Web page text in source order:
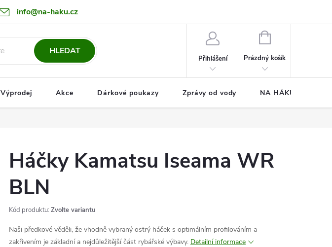
info@na-haku.cz
HLEDAT
Přihlášení
NÁKUPNÍ
Prázdný košík
Výprodej Akce Dárkové poukazy Zprávy od vody NA HÁKU CUP
Háčky Kamatsu Iseama WR
BLN
Kód produktu: Zvolte variantu
Naši předkové věděli, že vhodně vybraný ostrý háček s optimálním profilováním a
zakřivením je základní a nejdůležitější část rybářské výbavy. Detailní informace